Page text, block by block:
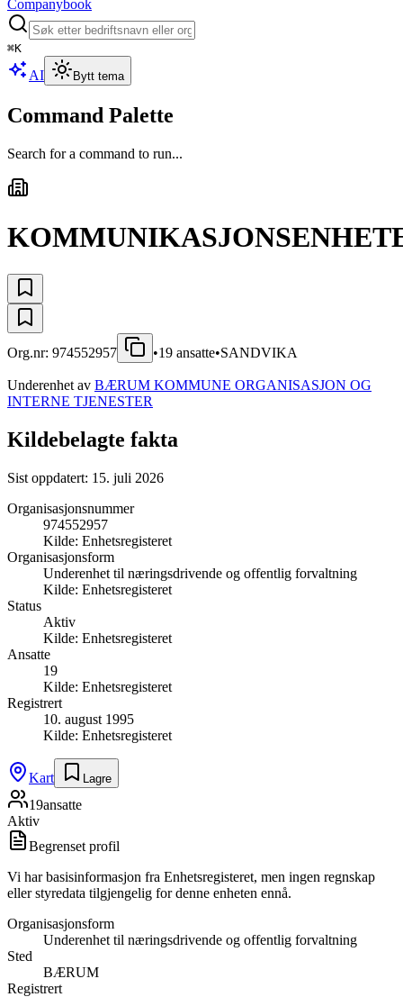
Companybook
⌘K
AI Bytt tema
Command Palette
Search for a command to run...
Org.nr: 974552957 •19 ansatte•SANDVIKA
Underenhet av BÆRUM KOMMUNE ORGANISASJON OG
INTERNE TJENESTER
Kildebelagte fakta
Sist oppdatert: 15. juli 2026
Organisasjonsnummer
974552957
Kilde: Enhetsregisteret
Organisasjonsform
Underenhet til næringsdrivende og offentlig forvaltning
Kilde: Enhetsregisteret
Status
Aktiv
Kilde: Enhetsregisteret
Ansatte
19
Kilde: Enhetsregisteret
Registrert
10. august 1995
Kilde: Enhetsregisteret
Kart Lagre
19ansatte
Aktiv
Begrenset profil
Vi har basisinformasjon fra Enhetsregisteret, men ingen regnskap
eller styredata tilgjengelig for denne enheten ennå.
Organisasjonsform
Underenhet til næringsdrivende og offentlig forvaltning
Sted
BÆRUM
Registrert